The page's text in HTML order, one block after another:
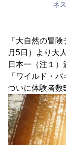
ネ
「大自然の冒
月5日）より大
日本一（注１
「ワイルド・バ
ついに体験者数